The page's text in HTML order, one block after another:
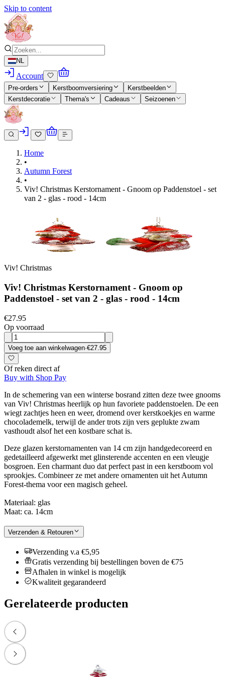
Skip to content
NL
Account
Pre-orders Kerstboomversiering
Kerstbeelden
Kerstdecoratie
Thema's Cadeaus Seizoenen
Home
•
Autumn Forest
•
Viv! Christmas Kerstornament - Gnoom op Paddenstoel - set
van 2 - glas - rood - 14cm
Viv! Christmas
Viv! Christmas Kerstornament - Gnoom op
Paddenstoel - set van 2 - glas - rood - 14cm
€27.95
Op voorraad
Voeg toe aan winkelwagen·€27.95
Of reken direct af
Buy with Shop Pay
In de schemering van een winterse bosrand zitten deze twee gnooms
van Viv! Christmas heerlijk op hun favoriete paddenstoelen. De een
wiegt zachtjes heen en weer, dromend over kerstkoekjes en warme
chocolademelk, terwijl de ander trots zijn vers geplukte zwam
vasthoudt alsof het een kostbare schat is.
Deze glazen kerstornamenten van 14 cm zijn handgedecoreerd en
gedetailleerd afgewerkt met glinsterende accenten en een vleugje
bosgroen. Een charmant duo dat perfect past in een kerstboom vol
sprookjes. Combineer ze met andere ornamenten uit het Autumn
Forest-thema voor een magisch geheel.
Materiaal: glas
Maat: ca. 14cm
Verzenden & Retouren
Verzending v.a €5,95
Gratis verzending bij bestellingen boven de €75
Afhalen in winkel is mogelijk
Kwaliteit gegarandeerd
Gerelateerde producten